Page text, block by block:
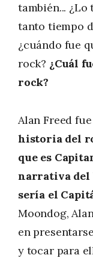
también...
tanto tiempo
¿cuándo fue
rock? ¿Cuál
rock?
Alan Freed
historia del
que es
narrativa del
sería el
Moondog,
en
y tocar para